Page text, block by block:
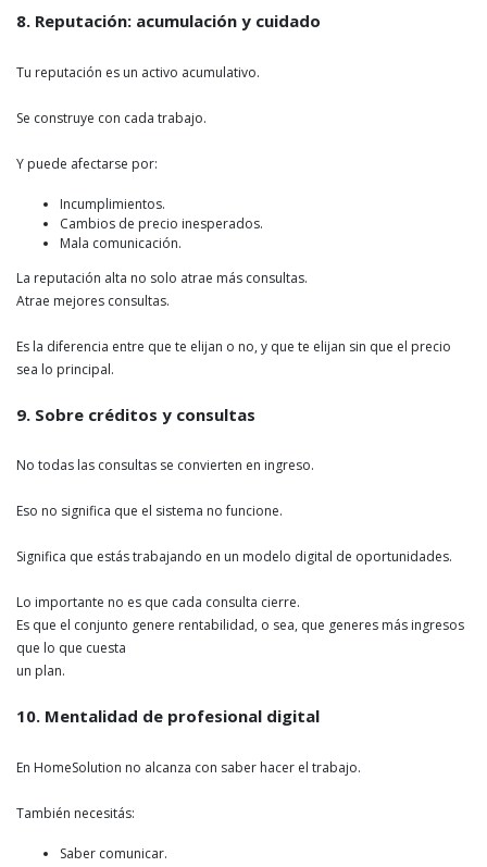
8. Reputación: acumulación y cuidado
Tu reputación es un activo acumulativo.
Se construye con cada trabajo.
Y puede afectarse por:
Incumplimientos.
Cambios de precio inesperados.
Mala comunicación.
La reputación alta no solo atrae más consultas.
Atrae mejores consultas.
Es la diferencia entre que te elijan o no, y que te elijan sin que el precio
sea lo principal.
9. Sobre créditos y consultas
No todas las consultas se convierten en ingreso.
Eso no significa que el sistema no funcione.
Significa que estás trabajando en un modelo digital de oportunidades.
Lo importante no es que cada consulta cierre.
Es que el conjunto genere rentabilidad, o sea, que generes más ingresos
que lo que cuesta
un plan.
10. Mentalidad de profesional digital
En HomeSolution no alcanza con saber hacer el trabajo.
También necesitás:
Saber comunicar.